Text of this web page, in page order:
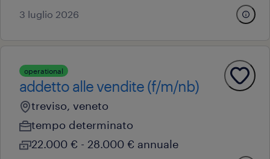
3 luglio 2026
operational
addetto alle vendite (f/m/nb)
treviso, veneto
tempo determinato
22.000 € - 28.000 € annuale